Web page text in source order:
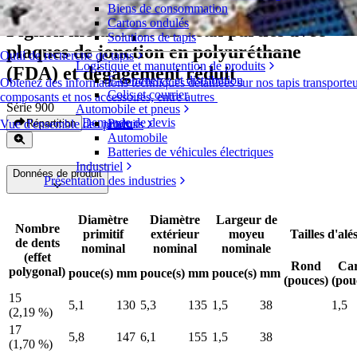
Outil de recherche de tapis
Obtenez des informations techniques détaillées sur nos tapis
composants et nos accessoires, entre autres
Vue d'ensemble des produits
Biens de consommation
Cartons ondulés
Solutions de tapis
Logistique et manutention de produits
E-commerce et distribution
Colis et courrier
Automobile et pneus
Pneu
Automobile
Batteries de véhicules électriques
Industriel
Présentation des industries
Pignon métallique en deux parties avec
plaques de jonction en polyuréthane
(FDA) et dégagement réduit
Série 900
Répartition Demande de devis
Données de produit
Nombre
de dents
(effet
polygonal)
Diamètre
primitif
nominal
Diamètre
extérieur
nominal
Largeur de
moyeu
nominale
Tailles
pouce(s) mm pouce(s) mm pouce(s) mm
Rond
(pouces)
15
(2,19 %)
5,1 130 5,3 135 1,5 38
1,5
17
(1,70 %)
5,8 147 6,1 155 1,5
38